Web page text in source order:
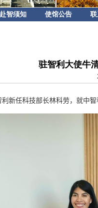
赴智须知 使馆公告
驻智利大使牛
新任科技部长林科劳，就中